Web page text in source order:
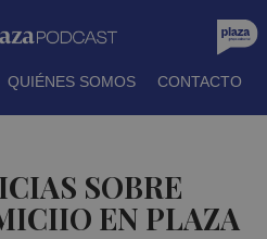
QUIÉNES SOMOS CONTACTO
SOBRE
EN PLAZA